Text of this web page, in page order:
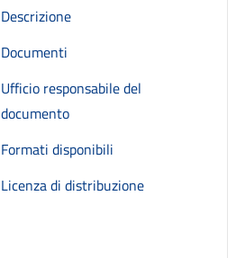
Descrizione
Documenti
Ufficio responsabile del
documento
Formati disponibili
Licenza di distribuzione